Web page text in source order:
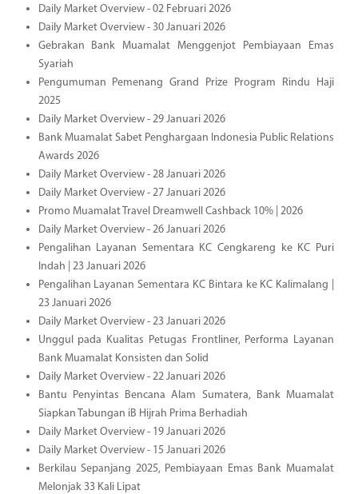
Daily Market Overview - 02 Februari 2026
Daily Market Overview - 30 Januari 2026
Gebrakan Bank Muamalat Menggenjot Pembiayaan Emas
Syariah
Pengumuman Pemenang Grand Prize Program Rindu Haji
2025
Daily Market Overview - 29 Januari 2026
Bank Muamalat Sabet Penghargaan Indonesia Public Relations
Awards 2026
Daily Market Overview - 28 Januari 2026
Daily Market Overview - 27 Januari 2026
Promo Muamalat Travel Dreamwell Cashback 10% | 2026
Daily Market Overview - 26 Januari 2026
Pengalihan Layanan Sementara KC Cengkareng ke KC Puri
Indah | 23 Januari 2026
Pengalihan Layanan Sementara KC Bintara ke KC Kalimalang |
23 Januari 2026
Daily Market Overview - 23 Januari 2026
Unggul pada Kualitas Petugas Frontliner, Performa Layanan
Bank Muamalat Konsisten dan Solid
Daily Market Overview - 22 Januari 2026
Bantu Penyintas Bencana Alam Sumatera, Bank Muamalat
Siapkan Tabungan iB Hijrah Prima Berhadiah
Daily Market Overview - 19 Januari 2026
Daily Market Overview - 15 Januari 2026
Berkilau Sepanjang 2025, Pembiayaan Emas Bank Muamalat
Melonjak 33 Kali Lipat